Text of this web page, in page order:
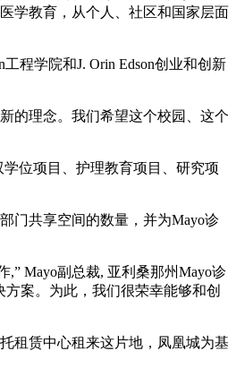
学教育，从个人、社区和国家层面
程学院和J. Orin Edson创业和创新
的理念。我们希望这个校园、这个
位项目、护理教育项目、研究项
门共享空间的数量，并为Mayo诊
Mayo副总裁, 亚利桑那州Mayo诊
案。为此，我们很荣幸能够和创
租赁中心租来这片地，凤凰城为基